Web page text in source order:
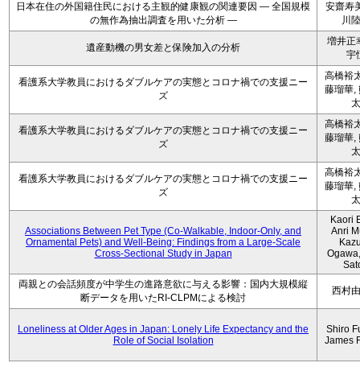
日本在住の外国籍住民における主観的健康観の関連要因 ― 全国規模
の無作為抽出調査を用いた分析 ―
安齋寿
川
遺産動機の男女差と保険加入の分析
増井正
宇
看護系大学教員におけるダブルケアの実態とコロナ禍での支援ニー
ズ
高橋裕
藤瑠華,
太
看護系大学教員におけるダブルケアの実態とコロナ禍での支援ニー
ズ
高橋裕
藤瑠華,
太
看護系大学教員におけるダブルケアの実態とコロナ禍での支援ニー
ズ
高橋裕
藤瑠華,
太
Associations Between Pet Type (Co-Walkable, Indoor-Only, and
Ornamental Pets) and Well-Being: Findings from a Large-Scale
Cross-Sectional Study in Japan
Kaori
Anri
両親との会話頻度が中学生の進路意欲に与える影響：国内大規模縦
断データを用いたRI-CLPMによる検討
西村
Loneliness at Older Ages in Japan: Lonely Life Expectancy and the
Role of Social Isolation
Shiro
James